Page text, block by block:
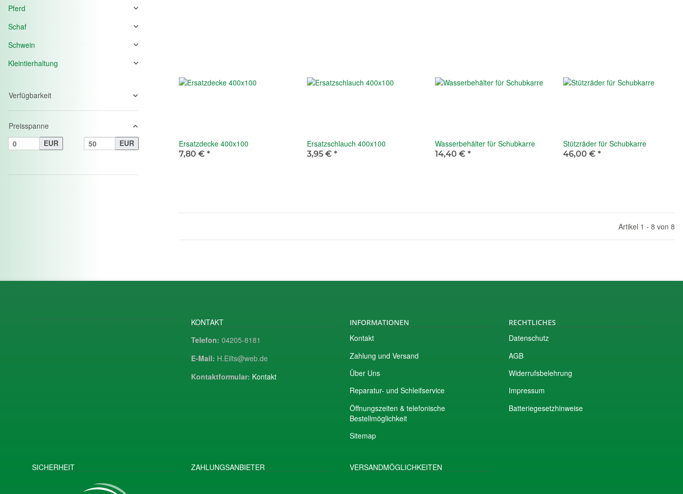
Ersatzdecke 400x100
7,80 € *
Ersatzschlauch 400x100
3,95 € *
Wasserbehälter für Schubkarre
14,40 € *
Stützräder für Schubkarre
46,00 € *
Artikel 1 - 8 von 8
Pferd
Schaf
Schwein
Kleintierhaltung
Verfügbarkeit
Preisspanne
EUR
EUR
KONTAKT
Telefon: 04205-8181
E-Mail: H.Eilts@web.de
Kontaktformular: Kontakt
INFORMATIONEN
Kontakt
Zahlung und Versand
Über Uns
Reparatur- und Schleifservice
Öffnungszeiten & telefonische
Bestellmöglichkeit
Sitemap
RECHTLICHES
Datenschutz
AGB
Widerrufsbelehrung
Impressum
Batteriegesetzhinweise
SICHERHEIT ZAHLUNGSANBIETER VERSANDMÖGLICHKEITEN